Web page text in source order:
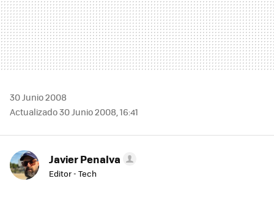
30 Junio 2008
Actualizado 30 Junio 2008, 16:41
Javier Penalva
Editor - Tech